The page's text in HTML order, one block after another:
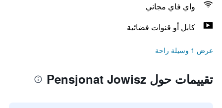
واي فاي مجاني
كابل أو قنوات فضائية
عرض 1 وسيلة راحة
تقييمات حول Pensjonat Jowisz